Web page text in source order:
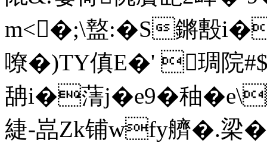
m<�;\盩:�S鏘毄
嘹�)TY傎E�' 琱院
舑i�蔳j�e9�秞
緁-嵓Zk铺wfy艩�.梁